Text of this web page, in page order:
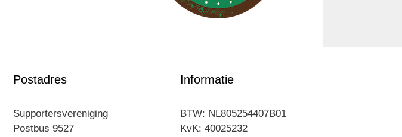
Postadres
Supportersvereniging
Postbus 9527
Informatie
BTW: NL805254407B01
KvK: 40025232